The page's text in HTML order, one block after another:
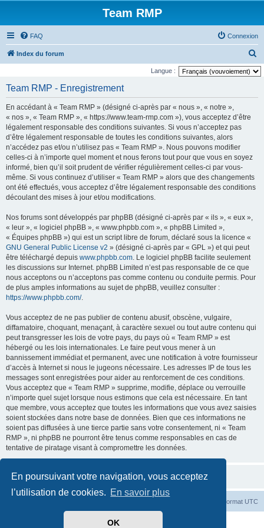
En poursuivant votre navigation, vous acceptez
l’utilisation de cookies. En savoir plus
OK
Team RMP
FAQ Connexion
Index du forum
e
Langue :
Team RMP - Enregistrement
En accédant à « Team RMP » (désigné ci-après par « nous », « notre »,
« nos », « Team RMP », « https://www.team-rmp.com »), vous acceptez d’être
légalement responsable des conditions suivantes. Si vous n’acceptez pas
d’être légalement responsable de toutes les conditions suivantes, alors
n’accédez pas et/ou n’utilisez pas « Team RMP ». Nous pouvons modifier
celles-ci à n’importe quel moment et nous ferons tout pour que vous en soyez
informé, bien qu’il soit prudent de vérifier régulièrement celles-ci par vous-
même. Si vous continuez d’utiliser « Team RMP » alors que des changements
ont été effectués, vous acceptez d’être légalement responsable des conditions
découlant des mises à jour et/ou modifications.
Nos forums sont développés par phpBB (désigné ci-après par « ils », « eux »,
« leur », « logiciel phpBB », « www.phpbb.com », « phpBB Limited »,
« Équipes phpBB ») qui est un script libre de forum, déclaré sous la licence «
GNU General Public License v2 » (désigné ci-après par « GPL ») et qui peut
être téléchargé depuis www.phpbb.com. Le logiciel phpBB facilite seulement
les discussions sur Internet. phpBB Limited n’est pas responsable de ce que
nous acceptons ou n’acceptons pas comme contenu ou conduite permis. Pour
de plus amples informations au sujet de phpBB, veuillez consulter :
https://www.phpbb.com/.
Vous acceptez de ne pas publier de contenu abusif, obscène, vulgaire,
diffamatoire, choquant, menaçant, à caractère sexuel ou tout autre contenu qui
peut transgresser les lois de votre pays, du pays où « Team RMP » est
hébergé ou les lois internationales. Le faire peut vous mener à un
bannissement immédiat et permanent, avec une notification à votre fournisseur
d’accès à Internet si nous le jugeons nécessaire. Les adresses IP de tous les
messages sont enregistrées pour aider au renforcement de ces conditions.
Vous acceptez que « Team RMP » supprime, modifie, déplace ou verrouille
n’importe quel sujet lorsque nous estimons que cela est nécessaire. En tant
que membre, vous acceptez que toutes les informations que vous avez saisies
soient stockées dans notre base de données. Bien que ces informations ne
soient pas diffusées à une tierce partie sans votre consentement, ni « Team
RMP », ni phpBB ne pourront être tenus comme responsables en cas de
tentative de piratage visant à compromettre les données.
Heures au format UTC
phpBB ® Forum Software © phpBB Limited